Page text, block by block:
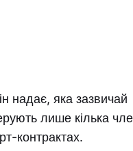
надає, яка зазвичай
лише кілька
контрактах.